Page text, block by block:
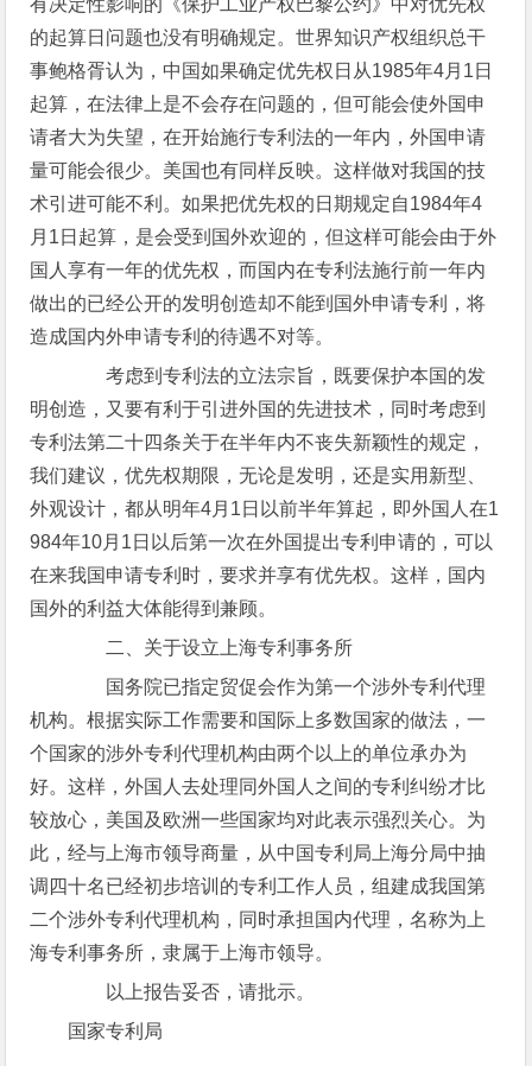
有决定性影响的《保护工业产权巴黎公约》中对优先权
的起算日问题也没有明确规定。世界知识产权组织总干
事鲍格胥认为，中国如果确定优先权日从1985年4月1日
起算，在法律上是不会存在问题的，但可能会使外国申
请者大为失望，在开始施行专利法的一年内，外国申请
量可能会很少。美国也有同样反映。这样做对我国的技
术引进可能不利。如果把优先权的日期规定自1984年4
月1日起算，是会受到国外欢迎的，但这样可能会由于外
国人享有一年的优先权，而国内在专利法施行前一年内
做出的已经公开的发明创造却不能到国外申请专利，将
造成国内外申请专利的待遇不对等。
考虑到专利法的立法宗旨，既要保护本国的发
明创造，又要有利于引进外国的先进技术，同时考虑到
专利法第二十四条关于在半年内不丧失新颖性的规定，
我们建议，优先权期限，无论是发明，还是实用新型、
外观设计，都从明年4月1日以前半年算起，即外国人在1
984年10月1日以后第一次在外国提出专利申请的，可以
在来我国申请专利时，要求并享有优先权。这样，国内
国外的利益大体能得到兼顾。
二、关于设立上海专利事务所
国务院已指定贸促会作为第一个涉外专利代理
机构。根据实际工作需要和国际上多数国家的做法，一
个国家的涉外专利代理机构由两个以上的单位承办为
好。这样，外国人去处理同外国人之间的专利纠纷才比
较放心，美国及欧洲一些国家均对此表示强烈关心。为
此，经与上海市领导商量，从中国专利局上海分局中抽
调四十名已经初步培训的专利工作人员，组建成我国第
二个涉外专利代理机构，同时承担国内代理，名称为上
海专利事务所，隶属于上海市领导。
以上报告妥否，请批示。
国家专利局